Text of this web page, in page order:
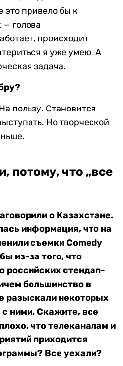
это привело бы к
— голова
происходит
я уже умею. А
задача.
пользу. Становится
Но творческой
потому, что „все
о Казахстане.
информация, что на
съемки Comedy
из-за того, что
российских стендап-
большинство в
разыскали некоторых
с ними. Скажите, все
что телеканалам и
приходится
Все уехали?